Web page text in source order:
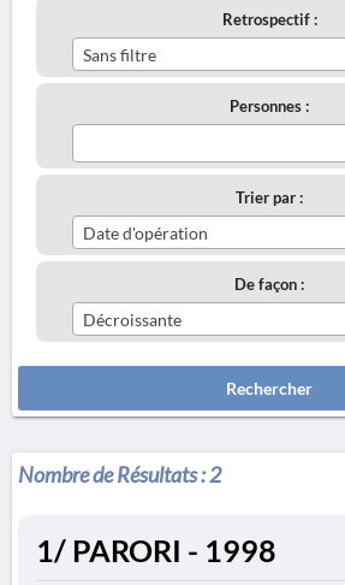
Retrospectif :
Sans filtre
Personnes :
Trier par :
Date d'opération
De façon :
Décroissante
Rechercher
Nombre de Résultats :2
1/ PARORI - 1998